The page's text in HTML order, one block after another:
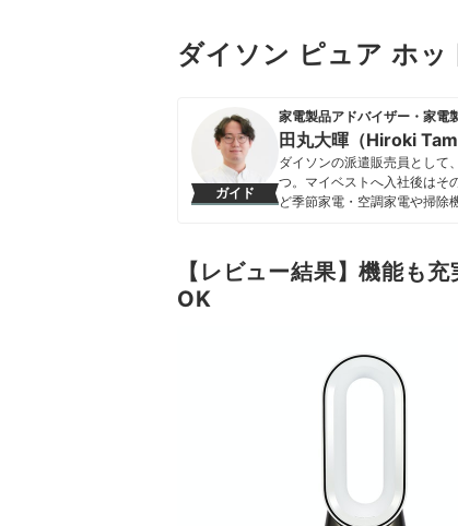
ダイソン ピュア ホ
ガイド
家電製品アドバイザー・家電
田丸大暉（Hiroki
ダイソンの派遣販売員として
つ。マイベストへ入社後はそ
ど季節家電・空調家電や掃除
エネ性能やお手入れのしや
田丸大暉（Hiroki Tamaru
【レビュー結果】機能も
OK